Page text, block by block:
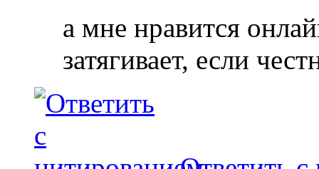
а мне нравится
затягивает, если